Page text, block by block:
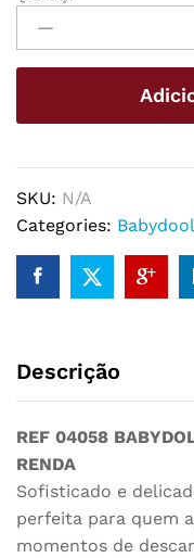
DE
CETIM
RENDA
quantity
SKU: N/A
Categories: Babydool
Descrição
REF 04058
RENDA
Sofisticado e
perfeita para quem
momentos de